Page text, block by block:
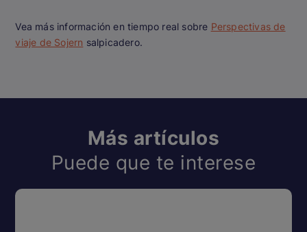
Vea más información en tiempo real sobre Perspectivas de
viaje de Sojern salpicadero.
Más artículos
Puede que te interese